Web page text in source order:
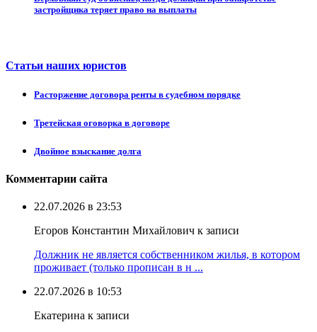
застройщика теряет право на выплаты
Статьи наших юристов
Расторжение договора ренты в судебном порядке
Третейская оговорка в договоре
Двойное взыскание долга
Комментарии сайта
22.07.2026 в 23:53
Егоров Константин Михайлович к записи
Должник не является собственником жилья, в котором
проживает (только прописан в н ...
22.07.2026 в 10:53
Екатерина к записи